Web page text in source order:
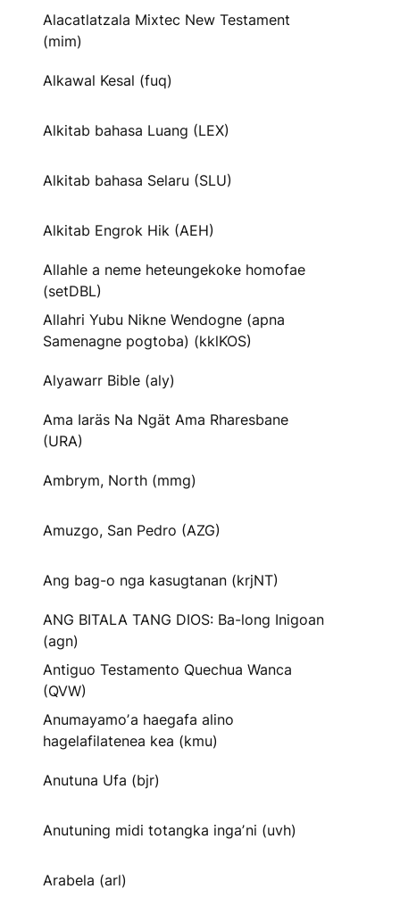
Alacatlatzala Mixtec New Testament
(mim)
Alkawal Kesal (fuq)
Alkitab bahasa Luang (LEX)
Alkitab bahasa Selaru (SLU)
Alkitab Engrok Hik (AEH)
Allahle a neme heteungekoke homofae
(setDBL)
Allahri Yubu Nikne Wendogne (apna
Samenagne pogtoba) (kklKOS)
Alyawarr Bible (aly)
Ama Iaräs Na Ngät Ama Rharesbane
(URA)
Ambrym, North (mmg)
Amuzgo, San Pedro (AZG)
Ang bag-o nga kasugtanan (krjNT)
ANG BITALA TANG DIOS: Ba-long Inigoan
(agn)
Antiguo Testamento Quechua Wanca
(QVW)
Anumayamoʼa haegafa alino
hagelafilatenea kea (kmu)
Anutuna Ufa (bjr)
Anutuning midi totangka ingaʼni (uvh)
Arabela (arl)